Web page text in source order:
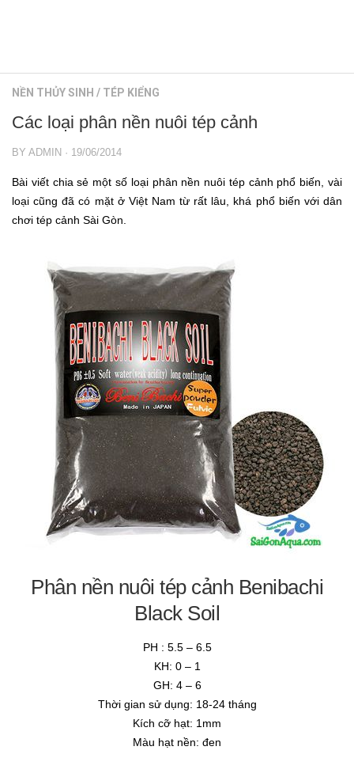
Vật liệu lọc
Co2
Cây trồng thủy sinh
Rêu thủy sinh
Cá thủy sinh
Tép kiểng
Tôm kiểng
CỬA HÀNG THỦY SINH
KIẾN THỨC
Hồ kiếng
Ánh sáng
Nền thủy sinh
Bố cục
Lọc thủy sinh
Co2
Cây trồng thủy sinh
Rêu thủy sinh
Cá thủy sinh
Tép kiểng
Tôm kiểng
Rêu hại
CỬA HÀNG THỦY SINH
NỀN THỦY SINH / TÉP KIỂNG
Các loại phân nền nuôi tép cảnh
BY ADMIN · 19/06/2014
Bài viết chia sẻ một số loại phân nền nuôi tép cảnh phổ biến, vài
loại cũng đã có mặt ở Việt Nam từ rất lâu, khá phổ biến với dân
chơi tép cảnh Sài Gòn.
Phân nền nuôi tép cảnh Benibachi
Black Soil
PH : 5.5 – 6.5
KH: 0 – 1
GH: 4 – 6
Thời gian sử dụng: 18-24 tháng
Kích cỡ hạt: 1mm
Màu hạt nền: đen